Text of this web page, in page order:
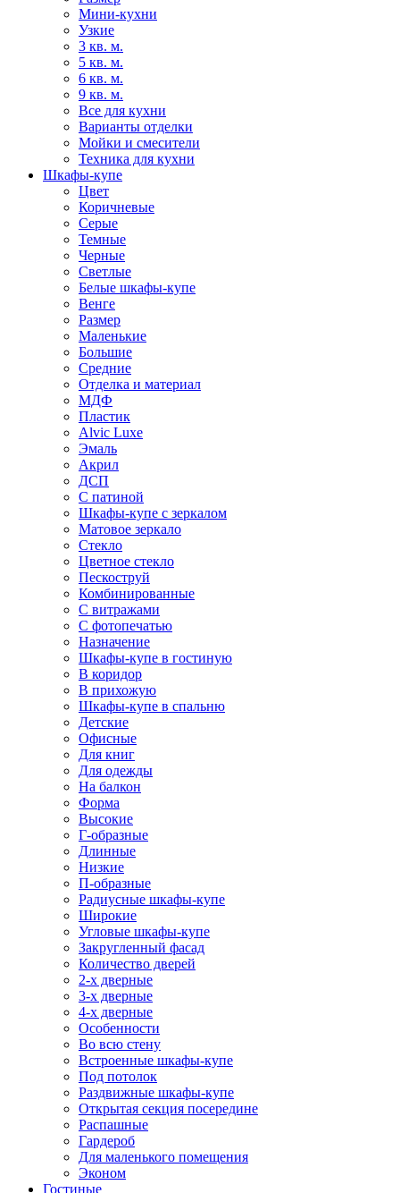
Мини-кухни
Узкие
3 кв. м.
5 кв. м.
6 кв. м.
9 кв. м.
Все для кухни
Варианты отделки
Мойки и смесители
Техника для кухни
Шкафы-купе
Цвет
Коричневые
Серые
Темные
Черные
Светлые
Белые шкафы-купе
Венге
Размер
Маленькие
Большие
Средние
Отделка и материал
МДФ
Пластик
Alvic Luxe
Эмаль
Акрил
ДСП
С патиной
Шкафы-купе с зеркалом
Матовое зеркало
Стекло
Цветное стекло
Пескоструй
Комбинированные
С витражами
С фотопечатью
Назначение
Шкафы-купе в гостиную
В коридор
В прихожую
Шкафы-купе в спальню
Детские
Офисные
Для книг
Для одежды
На балкон
Форма
Высокие
Г-образные
Длинные
Низкие
П-образные
Радиусные шкафы-купе
Широкие
Угловые шкафы-купе
Закругленный фасад
Количество дверей
2-х дверные
3-х дверные
4-х дверные
Особенности
Во всю стену
Встроенные шкафы-купе
Под потолок
Раздвижные шкафы-купе
Открытая секция посередине
Распашные
Гардероб
Для маленького помещения
Эконом
Гостиные